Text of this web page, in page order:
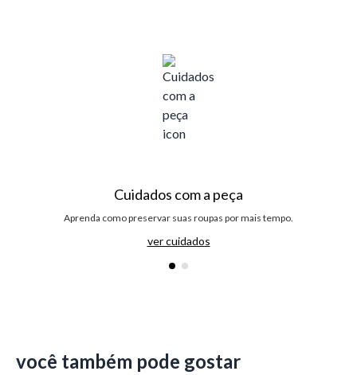
Cuidados com a peça
Aprenda como preservar suas roupas por mais tempo.
ver cuidados
você também pode gostar